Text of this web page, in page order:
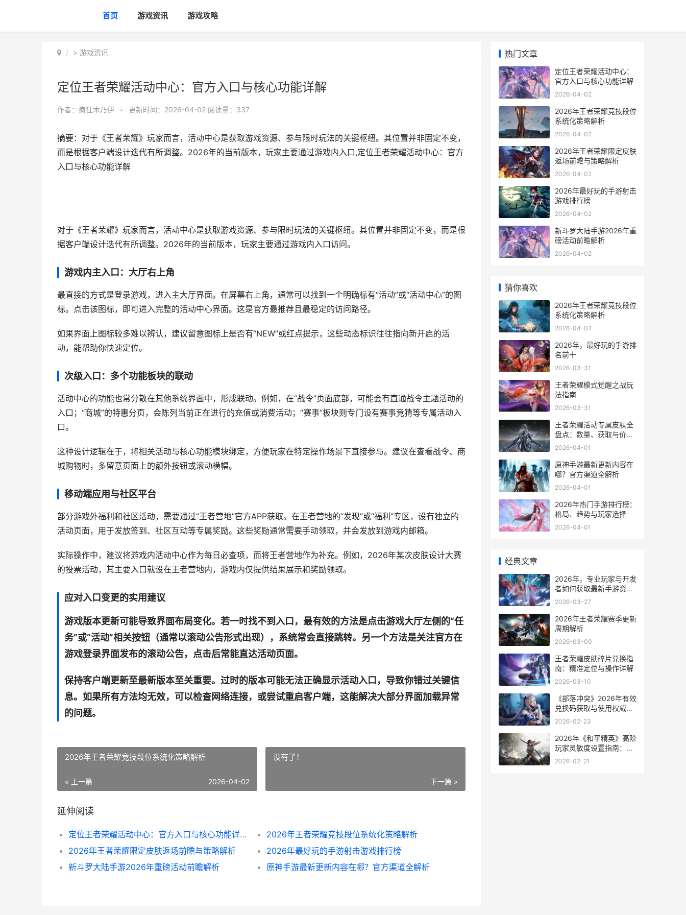
首页 游戏资讯 游戏攻略
> 游戏资讯
定位王者荣耀活动中心：官方入口与核心功能详解
作者： 疯狂木乃伊 • 更新时间：2026-04-02 阅读量：337
摘要：对于《王者荣耀》玩家而言，活动中心是获取游戏资源、参与限时玩法的关键枢纽。其位置并非固定不变，
而是根据客户端设计迭代有所调整。2026年的当前版本，玩家主要通过游戏内入口,定位王者荣耀活动中心：官方
入口与核心功能详解
对于《王者荣耀》玩家而言，活动中心是获取游戏资源、参与限时玩法的关键枢纽。其位置并非固定不变，而是根
据客户端设计迭代有所调整。2026年的当前版本，玩家主要通过游戏内入口访问。
游戏内主入口：大厅右上角
最直接的方式是登录游戏，进入主大厅界面。在屏幕右上角，通常可以找到一个明确标有“活动”或“活动中心”的图
标。点击该图标，即可进入完整的活动中心界面。这是官方最推荐且最稳定的访问路径。
如果界面上图标较多难以辨认，建议留意图标上是否有“NEW”或红点提示，这些动态标识往往指向新开启的活
动，能帮助你快速定位。
次级入口：多个功能板块的联动
活动中心的功能也常分散在其他系统界面中，形成联动。例如，在“战令”页面底部，可能会有直通战令主题活动的
入口；“商城”的特惠分页，会陈列当前正在进行的充值或消费活动；“赛事”板块则专门设有赛事竞猜等专属活动入
口。
这种设计逻辑在于，将相关活动与核心功能模块绑定，方便玩家在特定操作场景下直接参与。建议在查看战令、商
城购物时，多留意页面上的额外按钮或滚动横幅。
移动端应用与社区平台
部分游戏外福利和社区活动，需要通过“王者营地”官方APP获取。在王者营地的“发现”或“福利”专区，设有独立的
活动页面，用于发放签到、社区互动等专属奖励。这些奖励通常需要手动领取，并会发放到游戏内邮箱。
实际操作中，建议将游戏内活动中心作为每日必查项，而将王者营地作为补充。例如，2026年某次皮肤设计大赛
的投票活动，其主要入口就设在王者营地内，游戏内仅提供结果展示和奖励领取。
应对入口变更的实用建议
游戏版本更新可能导致界面布局变化。若一时找不到入口，最有效的方法是点击游戏大厅左侧的“任
务”或“活动”相关按钮（通常以滚动公告形式出现），系统常会直接跳转。另一个方法是关注官方在
游戏登录界面发布的滚动公告，点击后常能直达活动页面。
保持客户端更新至最新版本至关重要。过时的版本可能无法正确显示活动入口，导致你错过关键信
息。如果所有方法均无效，可以检查网络连接，或尝试重启客户端，这能解决大部分界面加载异常
的问题。
2026年王者荣耀竞技段位系统化策略解析
« 上一篇 2026-04-02
没有了！
下一篇 »
延伸阅读
定位王者荣耀活动中心：官方入口与核心功能详解
2026年王者荣耀竞技段位系统化策略解析
2026年王者荣耀限定皮肤返场前瞻与策略解析
2026年最好玩的手游射击游戏排行榜
新斗罗大陆手游2026年重磅活动前瞻解析
原神手游最新更新内容在哪？官方渠道全解析
热门文章
定位王者荣耀活动中心：
官方入口与核心功能详解
2026-04-02
2026年王者荣耀竞技段位
系统化策略解析
2026-04-02
2026年王者荣耀限定皮肤
返场前瞻与策略解析
2026-04-02
2026年最好玩的手游射击
游戏排行榜
2026-04-02
新斗罗大陆手游2026年重
磅活动前瞻解析
2026-04-02
猜你喜欢
2026年王者荣耀竞技段位
系统化策略解析
2026-04-02
2026年，最好玩的手游排
名前十
2026-03-31
王者荣耀模式觉醒之战玩
法指南
2026-03-31
王者荣耀活动专属皮肤全
盘点：数量、获取与价值
解析
2026-04-01
原神手游最新更新内容在
哪？官方渠道全解析
2026-04-01
2026年热门手游排行榜：
格局、趋势与玩家选择
2026-04-01
经典文章
2026年，专业玩家与开发
者如何获取最新手游资
讯？
2026-03-27
2026年王者荣耀赛季更新
周期解析
2026-03-09
王者荣耀皮肤碎片兑换指
南：精准定位与操作详解
2026-03-10
《部落冲突》2026年有效
兑换码获取与使用权威指
南
2026-02-23
2026年《和平精英》高阶
玩家灵敏度设置指南：从
原理到实战
2026-02-21